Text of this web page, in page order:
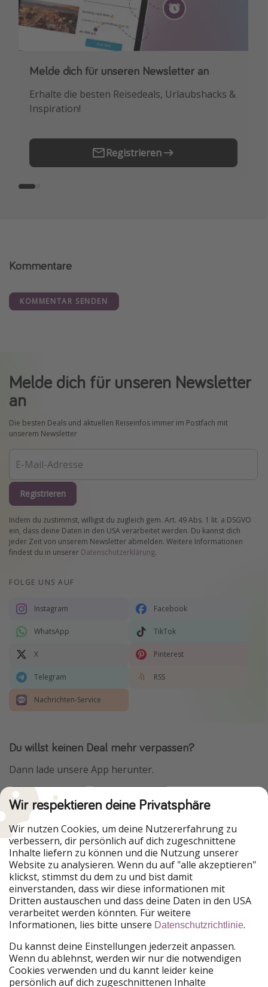
Melde dich für unseren Newsletter an
Erhalte die besten Reisedeals, Urlaubshacks &
Inspiration!
Registrieren
Downloade unsere App
Buche die besten Reiseschnäppchen als
Erstes.
Kommentare
KOMMENTAR SENDEN
Melde dich für unseren Newsletter
an
Die besten Deals und aktuellen Reiseinfos immer im Postfach mit
unserem Newsletter
Registrieren
Indem du zustimmst, willigst du zugleich gem. Art. 49 Abs. 1 lit. a DSGVO
ein, dass deine Daten in den USA verarbeitet werden. Du kannst dich
jeder Zeit von unserem Newsletter abmelden. Weitere Informationen
findest du in unserer Datenschutzerklärung.
FOLGE UNS AUF
Instagram Facebook
WhatsApp TikTok
X Pinterest
Telegram RSS
Nachrichten-Service
Du willst keinen Deal mehr verpassen?
Dann lade unsere App herunter.
Urlaubspiraten ist Teil der HolidayPirates Group
Unsere Märkte
PiratinViaggio
HolidayPirates
VakantiePiraten
WakacyjniPiraci
VoyagesPirates
Ferienpiraten
Urlaubspiraten
ViajerosPiratas
TravelPirates
HolidayPirates Group
Lerne uns kennen Rechtliches
Wir respektieren deine Privatsphäre
Wir nutzen Cookies, um deine Nutzererfahrung zu
verbessern, dir persönlich auf dich zugeschnittene
Inhalte liefern zu können und die Nutzung unserer
Website zu analysieren. Wenn du auf "alle akzeptieren"
klickst, stimmst du dem zu und bist damit
einverstanden, dass wir diese informationen mit
Dritten austauschen und dass deine Daten in den USA
verarbeitet werden könnten. Für weitere
Informationen, lies bitte unsere Datenschutzrichtlinie.
Du kannst deine Einstellungen jederzeit anpassen.
Wenn du ablehnst, werden wir nur die notwendigen
Cookies verwenden und du kannt leider keine
persönlich auf dich zugeschnittenen Inhalte